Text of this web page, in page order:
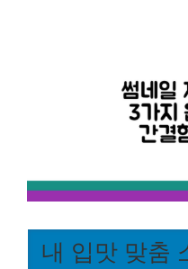
내 입맛 맞춤